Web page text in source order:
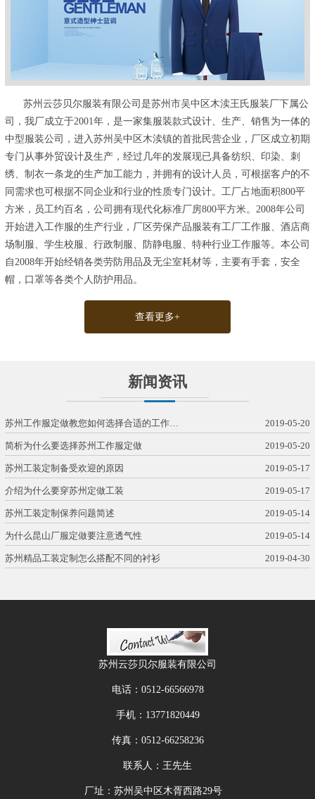
苏州云莎贝尔服装有限公司是苏州市吴中区木渎王氏服装厂下属公
司，我厂成立于2001年，是一家集服装款式设计、生产、销售为一体的
中型服装公司，进入苏州吴中区木渎镇的首批民营企业，厂区成立初期
专门从事外贸设计及生产，经过几年的发展现已具备纺织、印染、刺
绣、制衣一条龙的生产加工能力，并拥有的设计人员，可根据客户的不
同需求也可根据不同企业和行业的性质专门设计。工厂占地面积800平
方米，员工约百名，公司拥有现代化标准厂房800平方米。2008年公司
开始进入工作服的生产行业，厂区劳保产品服装有工厂工作服、酒店商
场制服、学生校服、行政制服、防静电服、特种行业工作服等。本公司
自2008年开始经销各类劳防用品及无尘室耗材等，主要有手套，安全
帽，口罩等各类个人防护用品。
查看更多+
新闻资讯
苏州工作服定做教您如何选择合适的工作… 2019-05-20
简析为什么要选择苏州工作服定做 2019-05-20
苏州工装定制备受欢迎的原因 2019-05-17
介绍为什么要穿苏州定做工装 2019-05-17
苏州工装定制保养问题简述 2019-05-14
为什么昆山厂服定做要注意透气性 2019-05-14
苏州精品工装定制怎么搭配不同的衬衫 2019-04-30
苏州云莎贝尔服装有限公司
电话： 0512-66566978
手机： 13771820449
传真： 0512-66258236
联系人：王先生
厂址：苏州吴中区木胥西路29号